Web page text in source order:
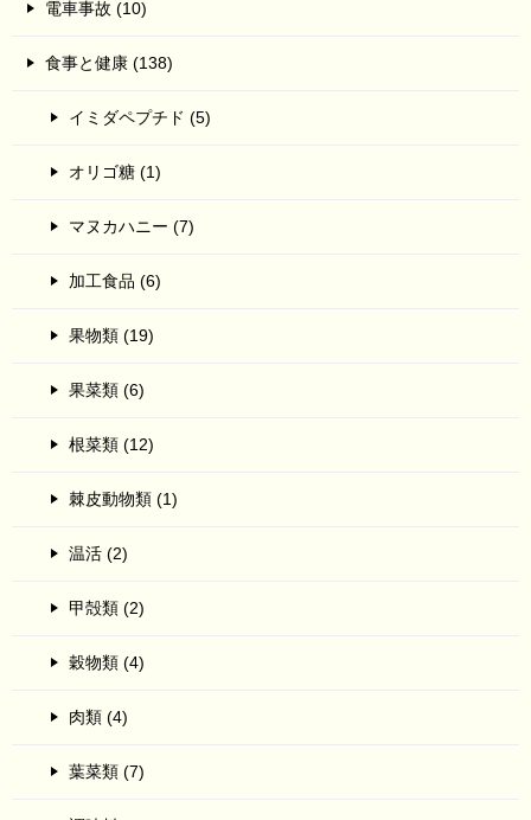
電車事故 (10)
食事と健康 (138)
イミダペプチド (5)
オリゴ糖 (1)
マヌカハニー (7)
加工食品 (6)
果物類 (19)
果菜類 (6)
根菜類 (12)
棘皮動物類 (1)
温活 (2)
甲殻類 (2)
穀物類 (4)
肉類 (4)
葉菜類 (7)